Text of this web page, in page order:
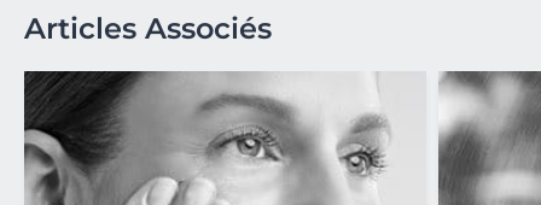
Articles Associés